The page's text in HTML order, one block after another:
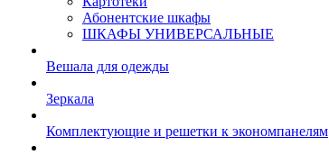
Абонентские шкафы
ШКАФЫ УНИВЕРСАЛЬНЫЕ
Вешала для одежды
Зеркала
Комплектующие и решетки к экономпанелям